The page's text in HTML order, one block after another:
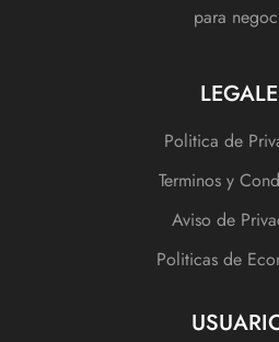
para
Politica de
Terminos y
Aviso de
Politicas de